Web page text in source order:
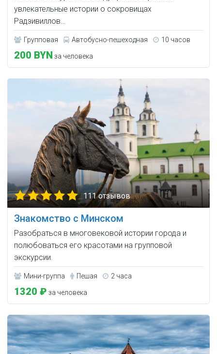
увлекательные истории о сокровищах
Радзивиллов…
Групповая Автобусно-пешеходная 10 часов
200 BYN за человека
111 отзывов
Знакомство с Минском
Разобраться в многовековой истории города и
полюбоваться его красотами на групповой
экскурсии.
Мини-группа Пешая 2 часа
1320 ₽ за человека